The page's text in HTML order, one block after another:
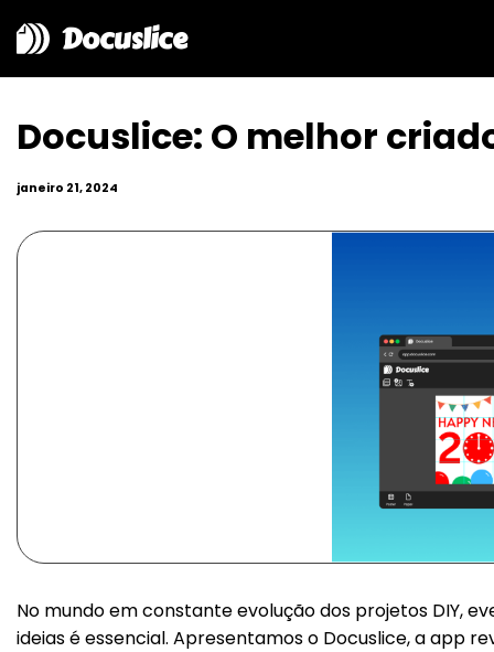
Docuslice
Docuslice: O melhor
janeiro 21, 2024
No mundo em constante evolução dos projetos DIY,
ideias é essencial. Apresentamos o Docuslice, a app